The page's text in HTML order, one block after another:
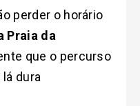
perder o horário
Praia da
que o percurso
dura